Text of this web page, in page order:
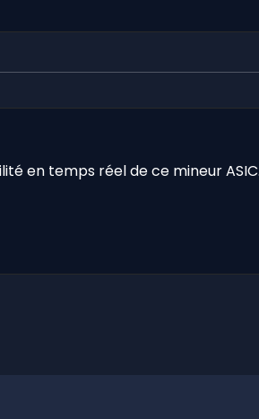
en temps réel de ce mineur ASIC.